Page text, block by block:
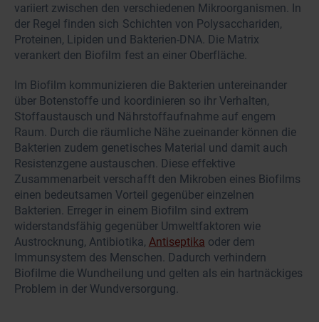
variiert zwischen den verschiedenen Mikroorganismen. In
der Regel finden sich Schichten von Polysacchariden,
Proteinen, Lipiden und Bakterien-DNA. Die Matrix
verankert den Biofilm fest an einer Oberfläche.
Im Biofilm kommunizieren die Bakterien untereinander
über Botenstoffe und koordinieren so ihr Verhalten,
Stoffaustausch und Nährstoffaufnahme auf engem
Raum. Durch die räumliche Nähe zueinander können die
Bakterien zudem genetisches Material und damit auch
Resistenzgene austauschen. Diese effektive
Zusammenarbeit verschafft den Mikroben eines Biofilms
einen bedeutsamen Vorteil gegenüber einzelnen
Bakterien. Erreger in einem Biofilm sind extrem
widerstandsfähig gegenüber Umweltfaktoren wie
Austrocknung, Antibiotika, Antiseptika oder dem
Immunsystem des Menschen. Dadurch verhindern
Biofilme die Wundheilung und gelten als ein hartnäckiges
Problem in der Wundversorgung.